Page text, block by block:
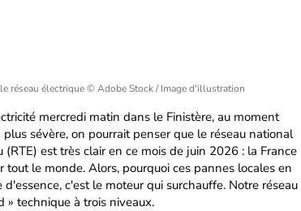
réseau électrique© Adobe Stock / Image d'illustration
mercredi matin dans le Finistère, au moment
sévère, on pourrait penser que le réseau national
est très clair en ce mois de juin 2026 : la France
le monde. Alors, pourquoi ces pannes locales en
c'est le moteur qui surchauffe. Notre réseau
» technique à trois niveaux.